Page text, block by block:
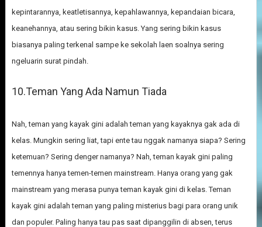
kepintarannya, keatletisannya, kepahlawannya, kepandaian bicara,
keanehannya, atau sering bikin kasus. Yang sering bikin kasus
biasanya paling terkenal sampe ke sekolah laen soalnya sering
ngeluarin surat pindah.
10.Teman Yang Ada Namun Tiada
Nah, teman yang kayak gini adalah teman yang kayaknya gak ada di
kelas. Mungkin sering liat, tapi ente tau nggak namanya siapa? Sering
ketemuan? Sering denger namanya? Nah, teman kayak gini paling
temennya hanya temen-temen mainstream. Hanya orang yang gak
mainstream yang merasa punya teman kayak gini di kelas. Teman
kayak gini adalah teman yang paling misterius bagi para orang unik
dan populer. Paling hanya tau pas saat dipanggilin di absen, terus